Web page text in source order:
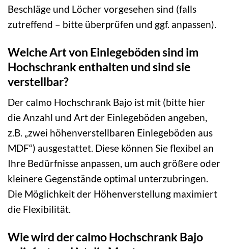
Beschläge und Löcher vorgesehen sind (falls
zutreffend – bitte überprüfen und ggf. anpassen).
Welche Art von Einlegeböden sind im
Hochschrank enthalten und sind sie
verstellbar?
Der calmo Hochschrank Bajo ist mit (bitte hier
die Anzahl und Art der Einlegeböden angeben,
z.B. „zwei höhenverstellbaren Einlegeböden aus
MDF“) ausgestattet. Diese können Sie flexibel an
Ihre Bedürfnisse anpassen, um auch größere oder
kleinere Gegenstände optimal unterzubringen.
Die Möglichkeit der Höhenverstellung maximiert
die Flexibilität.
Wie wird der calmo Hochschrank Bajo